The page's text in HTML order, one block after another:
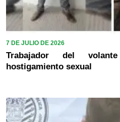
7 DE JULIO DE 2026
Trabajador del
hostigamiento sexual